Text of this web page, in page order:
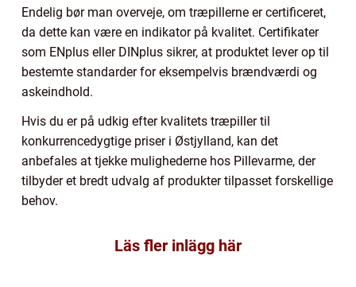
Endelig bør man overveje, om træpillerne er certificeret,
da dette kan være en indikator på kvalitet. Certifikater
som ENplus eller DINplus sikrer, at produktet lever op til
bestemte standarder for eksempelvis brændværdi og
askeindhold.
Hvis du er på udkig efter kvalitets træpiller til
konkurrencedygtige priser i Østjylland, kan det
anbefales at tjekke mulighederne hos Pillevarme, der
tilbyder et bredt udvalg af produkter tilpasset forskellige
behov.
Läs fler inlägg här